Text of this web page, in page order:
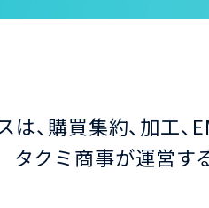
は、購買集約、加工
タクミ商事が運営す